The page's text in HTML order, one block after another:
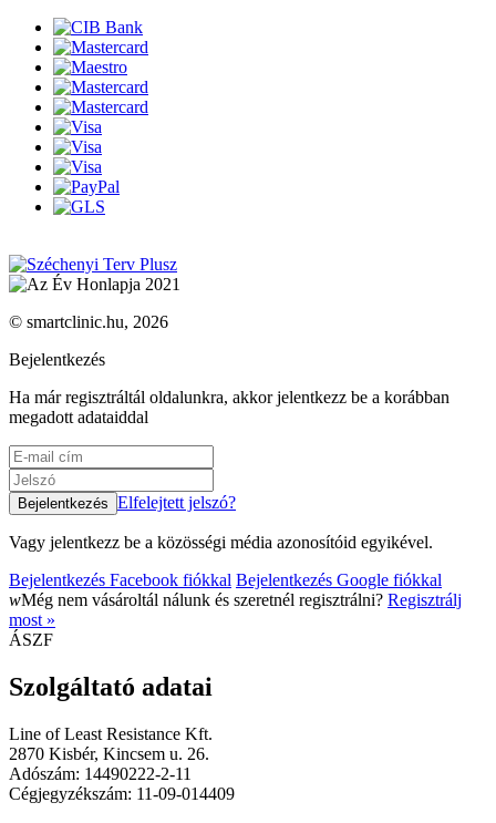
© smartclinic.hu, 2026
Bejelentkezés
Ha már regisztráltál oldalunkra, akkor jelentkezz be a korábban
megadott adataiddal
Elfelejtett jelszó?
Vagy jelentkezz be a közösségi média azonosítóid egyikével.
Bejelentkezés Facebook fiókkal Bejelentkezés Google fiókkal
wMég nem vásároltál nálunk és szeretnél regisztrálni? Regisztrálj
most »
ÁSZF
Szolgáltató adatai
Line of Least Resistance Kft.
2870 Kisbér, Kincsem u. 26.
Adószám: 14490222-2-11
Cégjegyzékszám: 11-09-014409